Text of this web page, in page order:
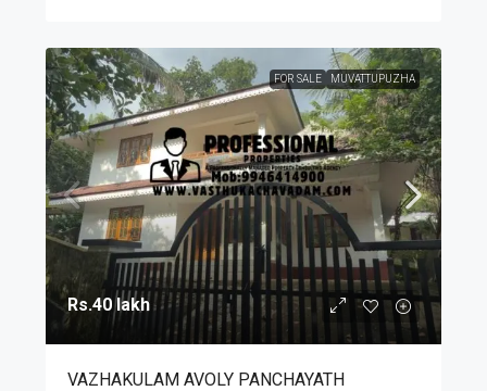
FOR SALE MUVATTUPUZHA
Rs.40 lakh
VAZHAKULAM AVOLY PANCHAYATH